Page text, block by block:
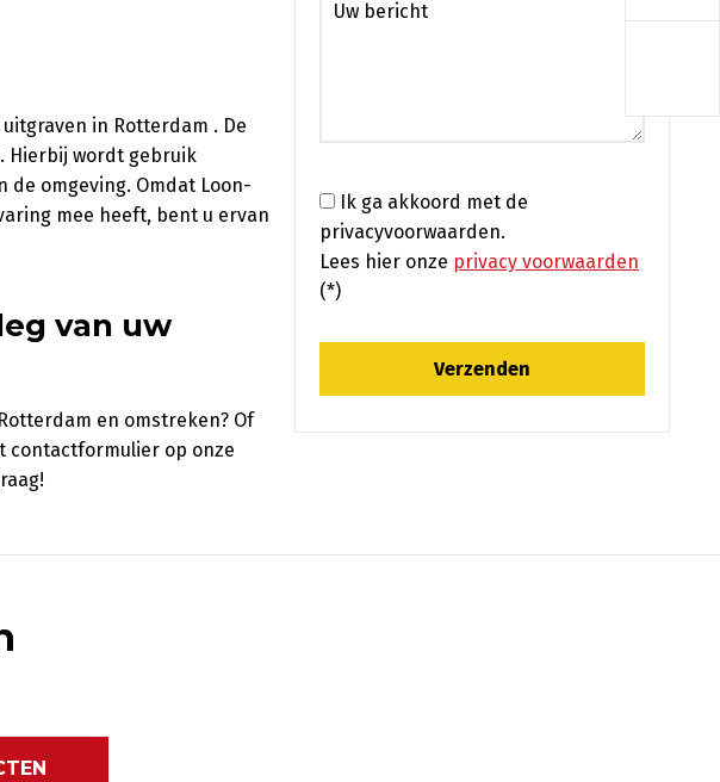
in Rotterdam . De
Hierbij wordt gebruik
omgeving. Omdat Loon-
mee heeft, bent u ervan
van uw
en omstreken? Of
contactformulier op onze
Ik ga akkoord met de
privacyvoorwaarden.
Lees hier onze privacy voorwaarden
(*)